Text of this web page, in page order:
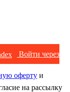
Войти через
оферту и
на рассылку